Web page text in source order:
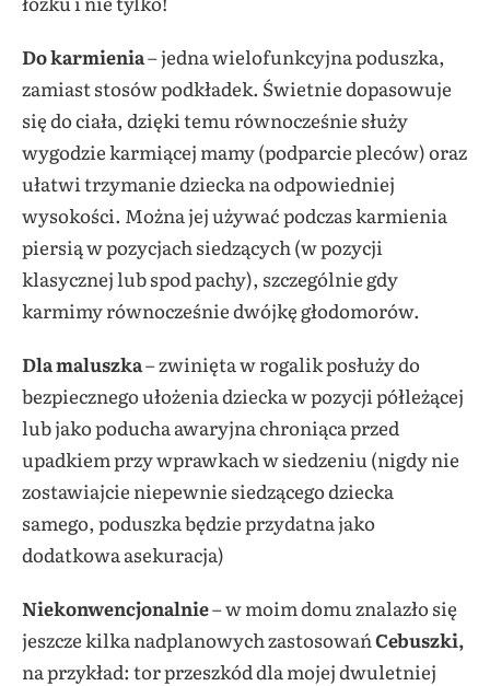
Do karmienia– jedna wielofunkcyjna poduszka,
zamiast stosów podkładek. Świetnie dopasowuje
się do ciała, dzięki temu równocześnie służy
wygodzie karmiącej mamy (podparcie pleców) oraz
ułatwi trzymanie dziecka na odpowiedniej
wysokości. Można jej używać podczas karmienia
piersią w pozycjach siedzących (w pozycji
klasycznej lub spod pachy), szczególnie gdy
karmimy równocześnie dwójkę głodomorów.
Dla maluszka– zwinięta w rogalik posłuży do
bezpiecznego ułożenia dziecka w pozycji półleżącej
lub jako poducha awaryjna chroniąca przed
upadkiem przy wprawkach w siedzeniu (nigdy nie
zostawiajcie niepewnie siedzącego dziecka
samego, poduszka będzie przydatna jako
dodatkowa asekuracja)
Niekonwencjonalnie– w moim domu znalazło się
jeszcze kilka nadplanowych zastosowańCebuszki,
na przykład: tor przeszkód dla mojej dwuletniej